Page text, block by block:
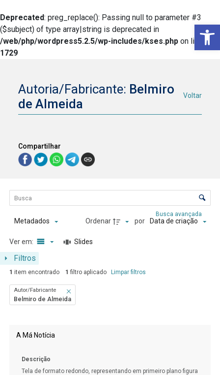
Deprecated: preg_replace(): Passing null to parameter #3
($subject) of type array|string is deprecated in
/web/php/wordpress5.2.5/wp-includes/kses.php on line
1729
Autoria/Fabricante: Belmiro
de Almeida
Voltar
Compartilhar
Lista de itens
Controle de ordenação e visualização
Filtros
Busca avançada
Metadados Ordenar por Data de criação
Ver em: Slides
1 item encontrado 1 filtro aplicado Limpar filtros
Autor/Fabricante
Belmiro de Almeida
Resultados da lista de itens
A Má Notícia
Descrição
Tela de formato redondo, representando em primeiro plano figura